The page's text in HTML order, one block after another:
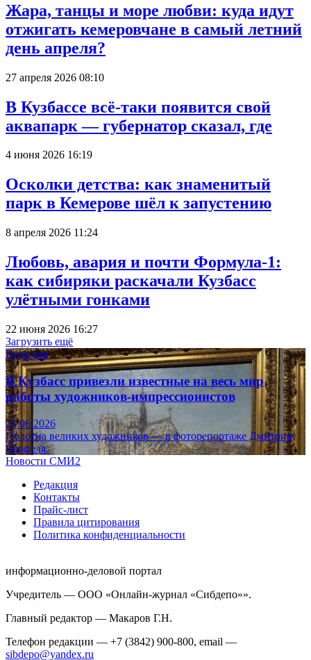
Жара, танцы и море любви: куда идут
отжигать кемеровчане в самый летний
день апреля?
27 апреля 2026 08:10
В Кузбассе всё-таки появится свой
аквапарк — губернатор сказал, где
4 июня 2026 16:19
Осколки детства: как знаменитый
парк в Кемерове шёл к запустению
8 апреля 2026 11:24
Любовь, авария и почти Формула-1:
как сибиряки раскачали Кузбасс
улётными гонками
22 июня 2026 16:27
Загрузить ещё
Культура
В Кузбасс привезли известные на весь мир
работы художников-импрессионистов
23.06.2026
Полотна великих художников — в фоторепортаже Дмитрия
Верфеля.
Новости СМИ2
Редакция
Контакты
Прайс-лист
Правила цитирования
Политика конфиденциальности
информационно-деловой портал
Учредитель — ООО «Онлайн-журнал «Сибдепо»».
Главный редактор — Макаров Г.Н.
Телефон редакции — +7 (3842) 900-800, email —
sibdepo@yandex.ru